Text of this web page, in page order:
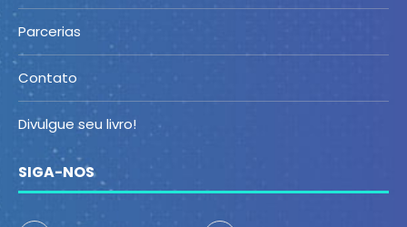
Parcerias
Contato
Divulgue seu livro!
SIGA-NOS